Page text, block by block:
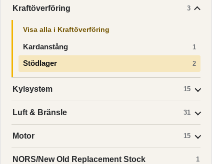
Kraftöverföring 3
Visa alla i Kraftöverföring
Kardanstång 1
Stödlager 2
Kylsystem 15
Luft & Bränsle 31
Motor 15
NORS/New Old Replacement Stock 1